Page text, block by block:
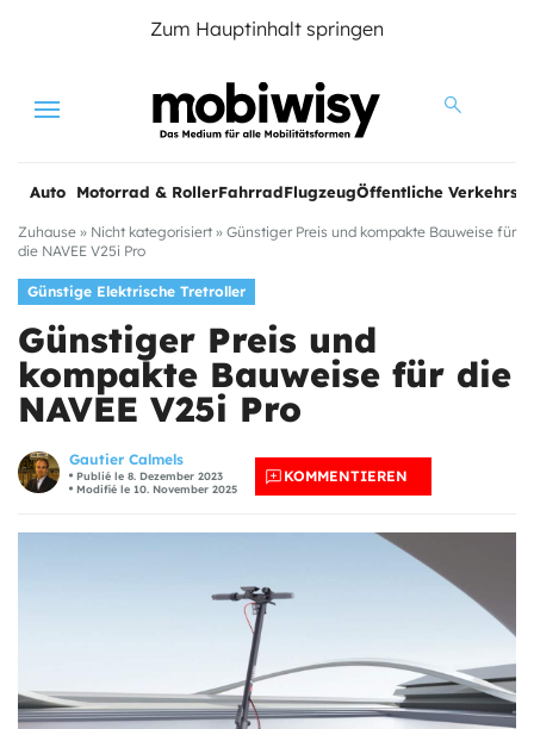
Zum Hauptinhalt springen
Menu
Auto Motorrad & RollerFahrradFlugzeugÖffentliche
Zuhause » Nicht kategorisiert » Günstiger Preis und kompakte Bauweise für
die NAVEE V25i Pro
Günstige Elektrische Tretroller
Günstiger Preis und
kompakte Bauweise für die
NAVEE V25i Pro
Gautier Calmels
Publié le 8. Dezember 2023
Modifié le 10. November 2025
KOMMENTIEREN